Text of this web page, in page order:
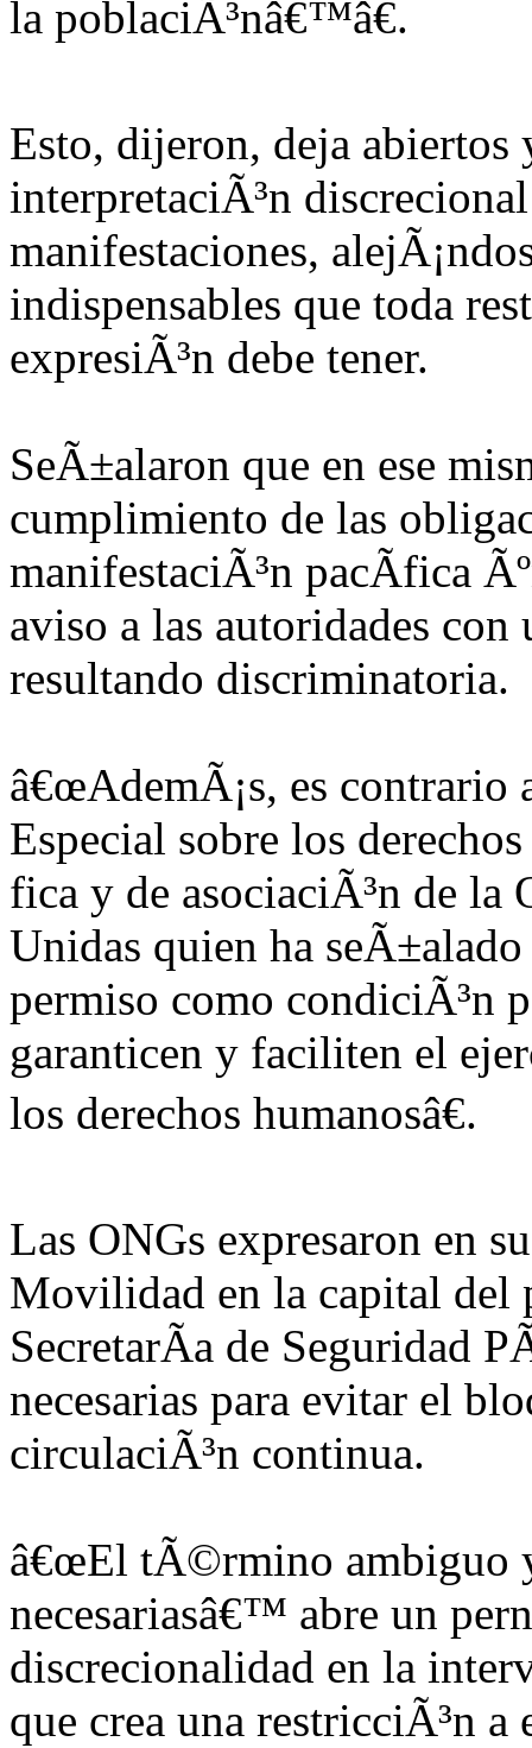
la poblaciÃ³nâ€™â€.
Esto, dijeron, deja abiertos
interpretaciÃ³n
manifestaciones,
indispensables que toda
expresiÃ³n debe tener.
SeÃ±alaron que en ese
cumplimiento de las
manifestaciÃ³n pacÃ­fica
aviso a las autoridades
resultando discriminatoria.
â€œAdemÃ¡s, es contrario
Especial sobre los
fica y de asociaciÃ³n de la
Unidas quien ha
permiso como condiciÃ³n
garanticen y faciliten el
los derechos humanosâ€.
Las ONGs expresaron en
Movilidad en la capital del
SecretarÃ­a de Seguridad
necesarias para evitar el
circulaciÃ³n continua.
â€œEl tÃ©rmino ambiguo
necesariasâ€™ abre un
discrecionalidad en la
que crea una restricciÃ³n